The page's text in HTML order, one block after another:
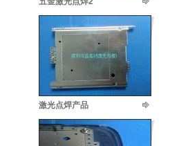
激光点焊产品